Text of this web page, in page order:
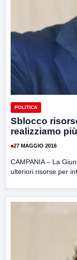
POLITICA
Sblocco
realizziamo
27 MAGGIO 2016
CAMPANIA – La
ulteriori risorse per